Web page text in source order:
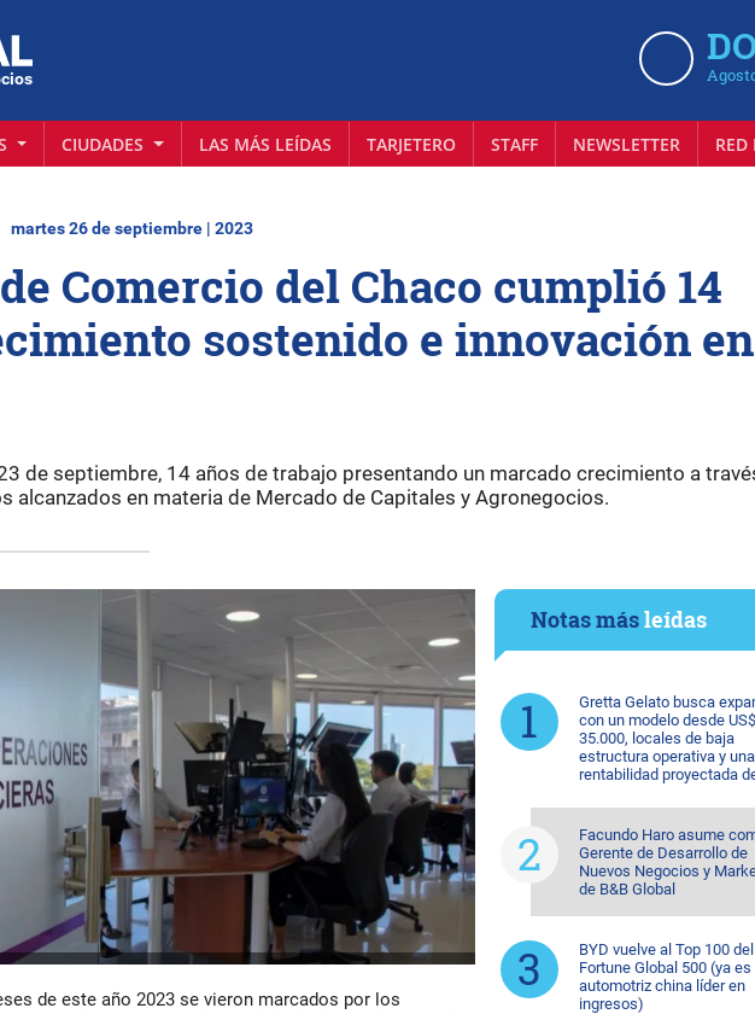
CIUDADES LAS MÁS LEÍDAS TARJETERO STAFF NEWSLETTER RED
martes 26 de septiembre | 2023
Comercio del Chaco cumplió 14
sostenido e innovación
de septiembre, 14 años de trabajo presentando un marcado crecimiento a
alcanzados en materia de Mercado de Capitales y Agronegocios.
de este año 2023 se vieron marcados por los
Notas másleídas
Gretta Gelato busca
con un modelo desde US$
35.000, locales de baja
estructura operativa y una
rentabilidad proyectada
Facundo Haro asume
Gerente de Desarrollo de
Nuevos Negocios y
de B&B Global
BYD vuelve al Top 100 del
Fortune Global 500 (ya es
automotriz china líder en
ingresos)